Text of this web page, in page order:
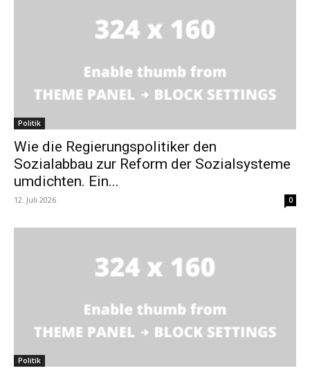
Politik
Wie die Regierungspolitiker den
Sozialabbau zur Reform der Sozialsysteme
umdichten. Ein...
12. Juli 2026 0
Politik